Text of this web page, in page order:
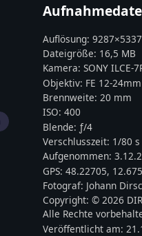
Auflösung:9287×5337
Dateigröße: 16,5 MB
Kamera:SONY ILCE-
Objektiv: FE 12-
Brennweite:20 mm
ISO:400
Blende: ƒ/4
Verschlusszeit: 1/80 s
Aufgenommen:
GPS:48.22705,
Fotograf: Johann
Copyright:© 2026
Alle Rechte
Veröffentlicht am: